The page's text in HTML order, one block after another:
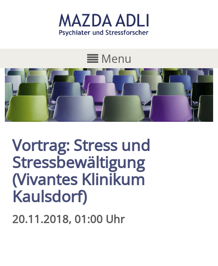
Menu
Vortrag: Stress und
Stressbewältigung
(Vivantes Klinikum
Kaulsdorf)
20.11.2018, 01:00 Uhr